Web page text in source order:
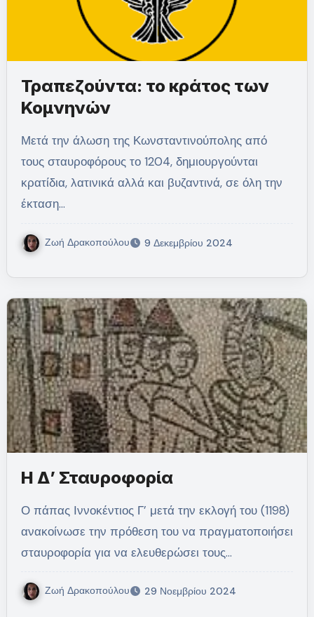
Τραπεζούντα: το κράτος των
Κομνηνών
Μετά την άλωση της Κωνσταντινούπολης από
τους σταυροφόρους το 1204, δημιουργούνται
κρατίδια, λατινικά αλλά και βυζαντινά, σε όλη την
έκταση…
Ζωή Δρακοπούλου 9 Δεκεμβρίου 2024
Η Δ’ Σταυροφορία
Ο πάπας Ιννοκέντιος Γ’ μετά την εκλογή του (1198)
ανακοίνωσε την πρόθεση του να πραγματοποιήσει
σταυροφορία για να ελευθερώσει τους…
Ζωή Δρακοπούλου 29 Νοεμβρίου 2024